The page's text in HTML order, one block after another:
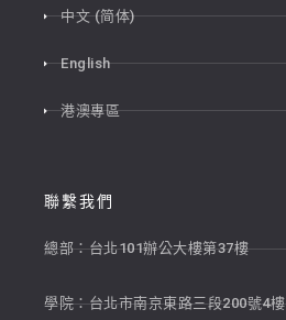
中文 (简体)
English
港澳專區
聯繫我們
總部：台北101辦公大樓第37樓
學院：台北市南京東路三段200號4樓